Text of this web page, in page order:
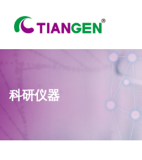
科研仪器